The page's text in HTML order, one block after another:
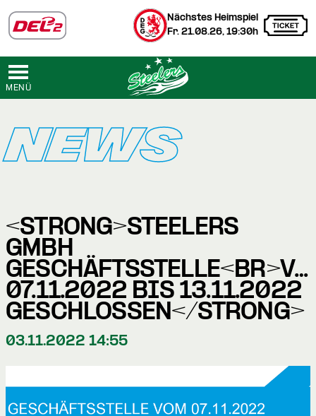
Nächstes Heimspiel
Fr. 21.08.26, 19:30h
MENÜ
NEWS
<STRONG>STEELERS
GMBH
07.11.2022 BIS 13.11.2022
GESCHLOSSEN</STRONG>
03.11.2022 14:55